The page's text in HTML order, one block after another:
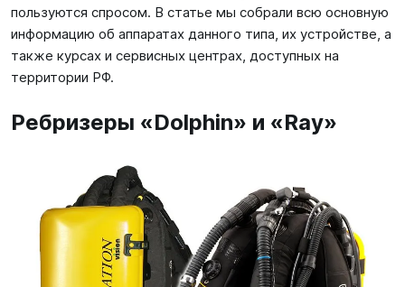
пользуются спросом. В статье мы собрали всю основную
информацию об аппаратах данного типа, их устройстве, а
также курсах и сервисных центрах, доступных на
территории РФ.
Ребризеры «Dolphin» и «Ray»